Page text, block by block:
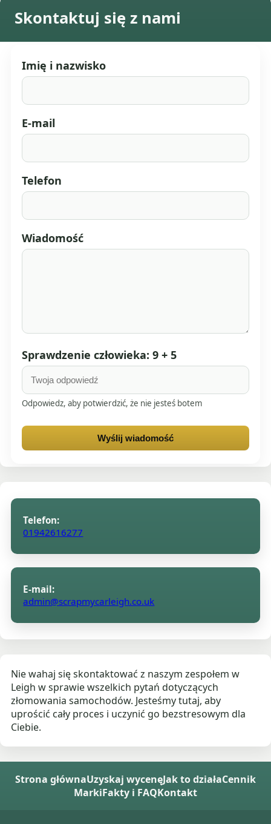
Skontaktuj się z nami
Imię i nazwisko
E-mail
Telefon
Wiadomość
Sprawdzenie człowieka: 9 + 5
Odpowiedz, aby potwierdzić, że nie jesteś botem
Wyślij wiadomość
Telefon:
01942616277
E-mail:
admin@scrapmycarleigh.co.uk
Nie wahaj się skontaktować z naszym zespołem w
Leigh w sprawie wszelkich pytań dotyczących
złomowania samochodów. Jesteśmy tutaj, aby
uprościć cały proces i uczynić go bezstresowym dla
Ciebie.
Strona głównaUzyskaj wycenęJak to działaCennik
MarkiFakty i FAQKontakt